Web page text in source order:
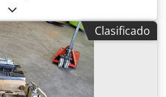
Clasificado